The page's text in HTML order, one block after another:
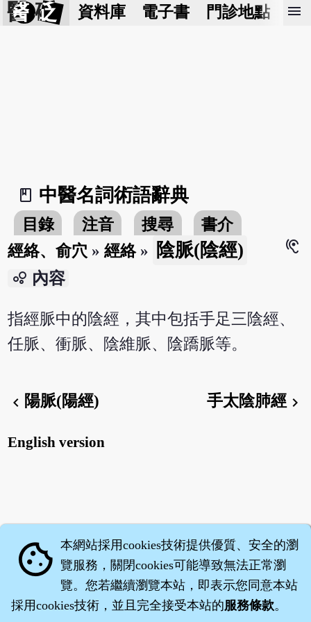
醫 砭 資料庫 電子書 門診地點 預
menu
book_2
中醫名詞術語辭典
目錄 注音 搜尋
書介
經絡、俞穴 »經絡» 陰脈(陰經)
hearing
bubble_chart 內容
指經脈中的陰經，其中包括手足三陰經、
任脈、衝脈、陰維脈、陰蹻脈等。
chevron_left 陽脈(陽經) 手太陰肺經chevron_right
English version
cookie 本網站採用cookies技術提供優質、安全的瀏
覽服務，關閉cookies可能導致無法正常瀏
覽。您若繼續瀏覽本站，即表示您同意本站
採用cookies技術，並且完全接受本站的服務條款。